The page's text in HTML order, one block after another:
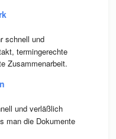
schnell und
termingerechte
Zusammenarbeit.
und verläßlich
man die Dokumente